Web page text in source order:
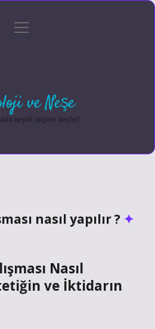
Politikası
menüyü
ve Neşe
keyifli bilgiler keşfet!
nasıl yapılır ?
Nasıl
ve İktidarın